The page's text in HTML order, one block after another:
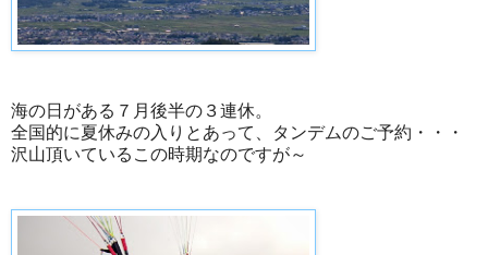
海の日がある７月後半の３連休。
全国的に夏休みの入りとあって、タンデムのご予約・・・
沢山頂いているこの時期なのですが～